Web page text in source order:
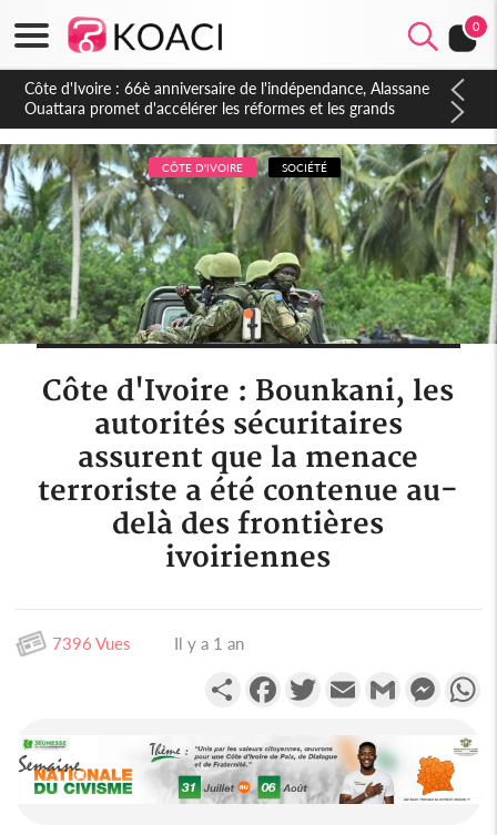
0
Côte d'Ivoire : À Abidjan, Amadou Oury Bah admire le modèle
ivoirien et veut s'en inspirer pour accélérer le développement
de la Guinée
CÔTE D'IVOIRE SOCIÉTÉ
Côte d'Ivoire : Bounkani, les
autorités sécuritaires
assurent que la menace
terroriste a été contenue au-
delà des frontières
ivoiriennes
7396 Vues Il y a 1 an
PartagerFacebookTwitterEmail Gmail